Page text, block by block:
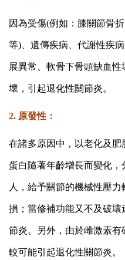
因為受傷(例如：膝關節骨
等)、遺傳疾病、代謝性疾
展異常、軟骨下骨頭缺血
壞，引起退化性關節炎。
2. 原發性：
在諸多原因中，以老化及
蛋白隨著年齡增長而變化
人，給予關節的機械性壓
損；當修補功能又不及破
節炎。另外，由於雌激素
較可能引起退化性關節炎。